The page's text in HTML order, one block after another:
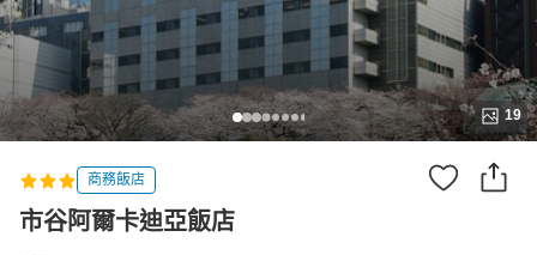
19
商務飯店
市谷阿爾卡迪亞飯店